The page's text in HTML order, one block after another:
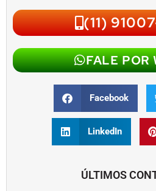
(11)
FALE POR
Facebook
LinkedIn
ÚLTIMOS